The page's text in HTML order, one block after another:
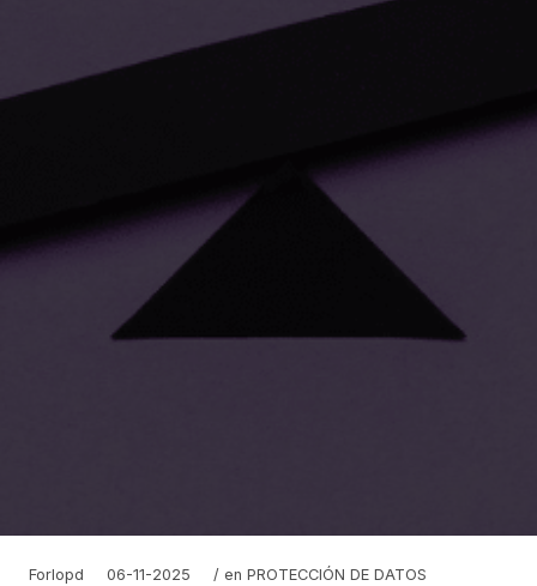
Forlopd 06-11-2025 / enPROTECCIÓN DE DATOS